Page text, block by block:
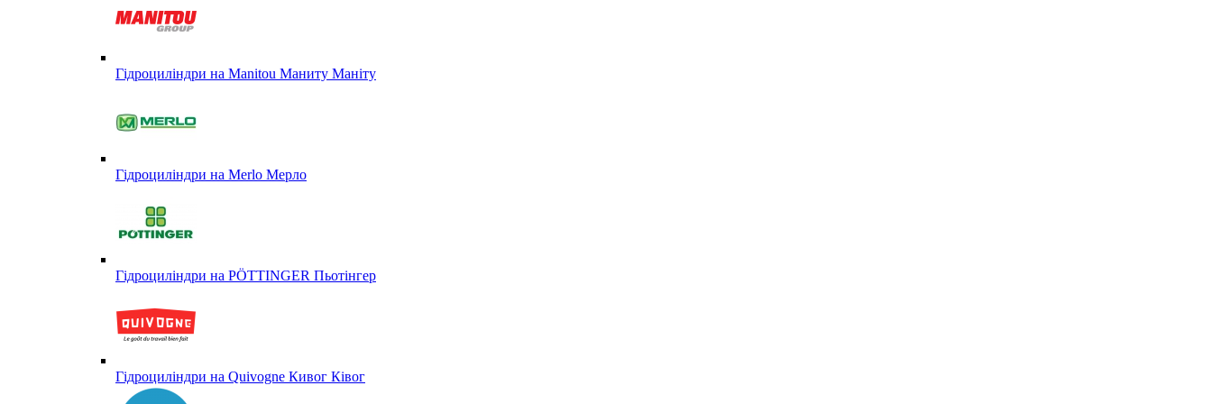
Гідроциліндри на Manitou Маниту Маніту
Гідроциліндри на Merlo Мерло
Гідроциліндри на PÖTTINGER Пьотінгер
Гідроциліндри на Quivogne Кивог Ківог